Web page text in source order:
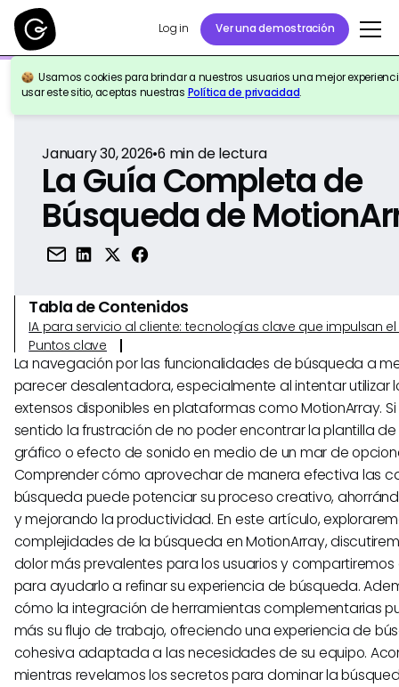
Log in Ver una demostración
Usamos cookies para brindar a nuestros usuarios una mejor
usar este sitio, aceptas nuestras Política de privacidad.
Volver a la Referencia
January 30, 2026•6 min de lectura
La Guía Completa de
Búsqueda de
Tabla de Contenidos
IA para servicio al cliente: tecnologías clave que impulsan
Puntos clave
La navegación por las funcionalidades de búsqueda a
parecer desalentadora, especialmente al intentar utilizar
extensos disponibles en plataformas como MotionArray.
sentido la frustración de no poder encontrar la plantilla
gráfico o efecto de sonido en medio de un mar de
Comprender cómo aprovechar de manera efectiva las
búsqueda puede potenciar su proceso creativo,
y mejorando la productividad. En este artículo,
complejidades de la búsqueda en MotionArray,
dolor más prevalentes para los usuarios y
para ayudarlo a refinar su experiencia de búsqueda.
cómo la integración de herramientas complementarias
más su flujo de trabajo, ofreciendo una experiencia de
cohesiva adaptada a las necesidades de su equipo.
mientras revelamos los secretos para dominar la